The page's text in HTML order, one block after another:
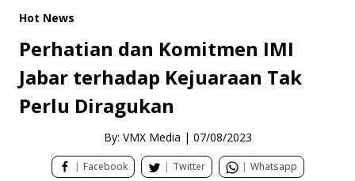
Hot News
Perhatian dan Komitmen IMI
Jabar terhadap Kejuaraan Tak
Perlu Diragukan
By: VMX Media | 07/08/2023
| Facebook | Twitter | Whatsapp